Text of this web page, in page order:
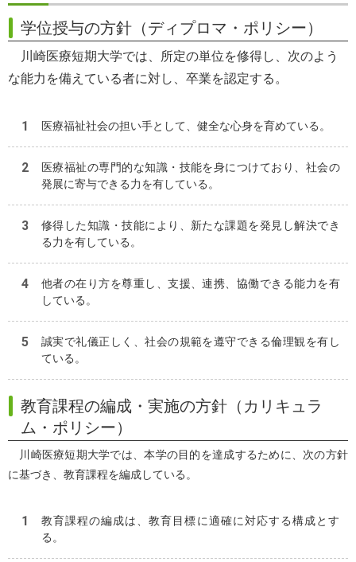
学位授与の方針（ディプロマ・ポリシー）
川崎医療短期大学では、所定の単位を修得し、次のよう
な能力を備えている者に対し、卒業を認定する。
医療福祉社会の担い手として、健全な心身を育めている。
医療福祉の専門的な知識・技能を身につけており、社会の
発展に寄与できる力を有している。
修得した知識・技能により、新たな課題を発見し解決でき
る力を有している。
他者の在り方を尊重し、支援、連携、協働できる能力を有
している。
誠実で礼儀正しく、社会の規範を遵守できる倫理観を有し
ている。
教育課程の編成・実施の方針（カリキュラ
ム・ポリシー）
川崎医療短期大学では、本学の目的を達成するために、次の方針
に基づき、教育課程を編成している。
教育課程の編成は、教育目標に適確に対応する構成とす
る。